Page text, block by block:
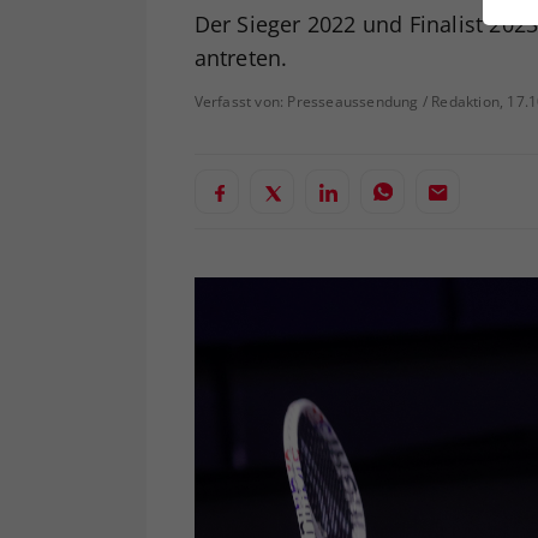
Der Sieger 2022 und Finalist
antreten.
Verfasst von: Presseaussendung / Redaktion,